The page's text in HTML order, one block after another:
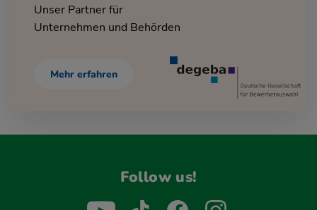
Unser Partner für
Unternehmen und Behörden
Mehr erfahren
Follow us!